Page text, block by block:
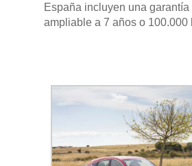
España incluyen una garantía
ampliable a 7 años o 100.000